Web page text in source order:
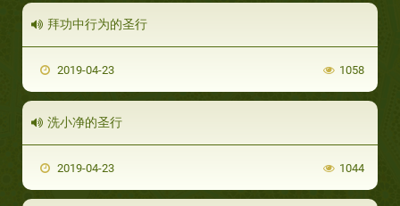
拜功中行为的圣行
2019-04-23 1058
洗小净的圣行
2019-04-23 1044